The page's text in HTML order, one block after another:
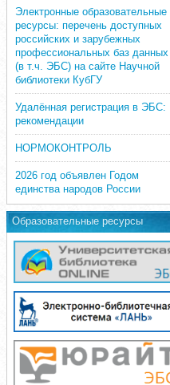
Электронные образовательные
ресурсы: перечень доступных
российских и зарубежных
профессиональных баз данных
(в т.ч. ЭБС) на сайте Научной
библиотеки КубГУ
Удалённая регистрация в ЭБС:
рекомендации
НОРМОКОНТРОЛЬ
2026 год объявлен Годом
единства народов России
Образовательные ресурсы